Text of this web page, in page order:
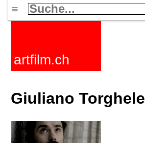
≡
artfilm.ch
Giuliano Torghele